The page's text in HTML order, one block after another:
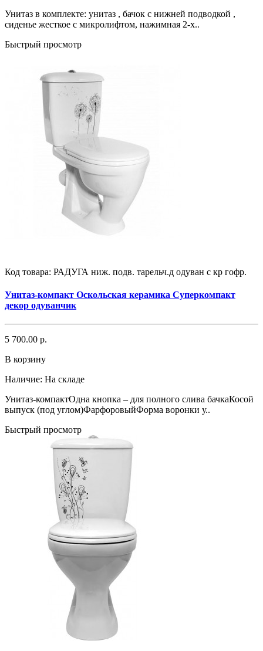
Унитаз в комплекте: унитаз , бачок с нижней подводкой ,
сиденье жесткое с микролифтом, нажимная 2-х..
Быстрый просмотр
Код товара: РАДУГА ниж. подв. тарельч.д одуван с кр гофр.
Унитаз-компакт Оскольская керамика Суперкомпакт
декор одуванчик
5 700.00 р.
В корзину
Наличие: На складе
Унитаз-компактОдна кнопка – для полного слива бачкаКосой
выпуск (под углом)ФарфоровыйФорма воронки у..
Быстрый просмотр